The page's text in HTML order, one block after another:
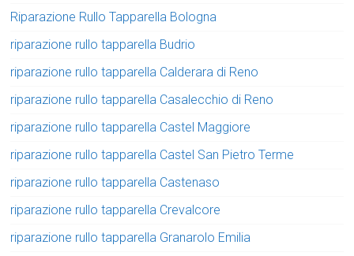
Riparazione Rullo Tapparella Bologna
riparazione rullo tapparella Budrio
riparazione rullo tapparella Calderara di Reno
riparazione rullo tapparella Casalecchio di Reno
riparazione rullo tapparella Castel Maggiore
riparazione rullo tapparella Castel San Pietro Terme
riparazione rullo tapparella Castenaso
riparazione rullo tapparella Crevalcore
riparazione rullo tapparella Granarolo Emilia